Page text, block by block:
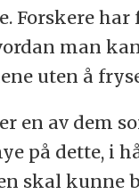
Forskere har
man
uten å
en av dem
på dette, i
skal kunne